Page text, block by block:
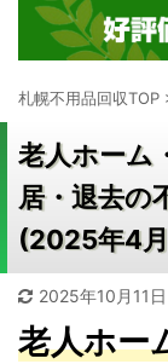
札幌不用品回収TOP
老人ホーム
居・退去の
(2025年4
2025年10月11日
老人ホー